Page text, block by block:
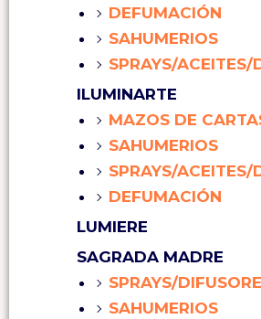
DEFUMACIÓN
SAHUMERIOS
SPRAYS/ACEITES/
ILUMINARTE
MAZOS DE
SAHUMERIOS
SPRAYS/ACEITES/
DEFUMACIÓN
LUMIERE
SAGRADA MADRE
SPRAYS/
SAHUMERIOS